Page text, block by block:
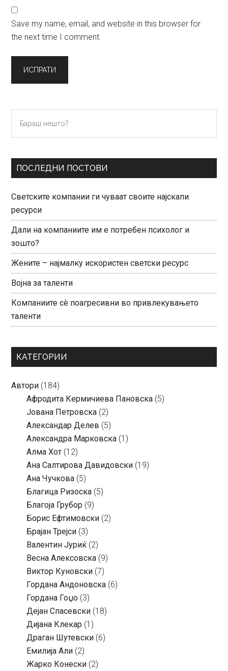
Save my name, email, and website in this browser for
the next time I comment.
Primary
Sidebar
нешто?
ПОСЛЕДНИ ПОСТОВИ
Светските компании ги чуваат своите најскапи
ресурси
Дали на компаниите им е потребен психолог и
зошто?
Жените – најмалку искористен светски ресурс
Војна за таленти
Компаниите сè поагресивни во привлекувањето
таленти
КАТЕГОРИИ
Автори (184)
Aфродита Кермичиева Пановска (5)
Јована Петровска (2)
Александар Делев (5)
Александра Марковска (1)
Алма Хот (12)
Ана Салтирова Давидовски (19)
Ана Чучкова (5)
Благица Ризоска (5)
Благоја Грубор (9)
Борис Ефтимовски (2)
Брајан Трејси (3)
Валентин Јуриќ (2)
Весна Алексовска (9)
Виктор Куновски (7)
Гордана Андоновска (6)
Гордана Гоџо (3)
Дејан Спасевски (18)
Дијана Клекар (1)
Драган Шутевски (6)
Емилија Али (2)
Жарко Конески (2)